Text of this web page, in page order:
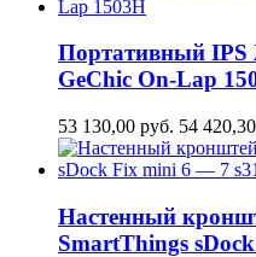
Портативный
GeСhic On-Lap
53 130,00 руб. 54 420,30
Настенный
SmartThings